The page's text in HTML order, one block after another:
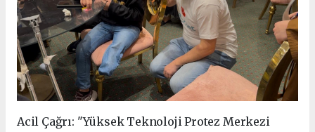
Acil Çağrı: "Yüksek Teknoloji Protez Merkezi